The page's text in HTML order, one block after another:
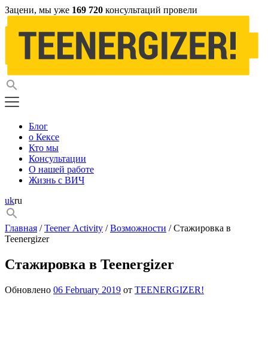
Зацени, мы уже 169 720 консультаций провели
Блог
о Кексе
Кто мы
Консультации
О нашей работе
Жизнь с ВИЧ
ukru
Главная /Teener Activity /Возможности / Стажировка в
Teenergizer
Стажировка в Teenergizer
Обновлено 06 February 2019 от TEENERGIZER!